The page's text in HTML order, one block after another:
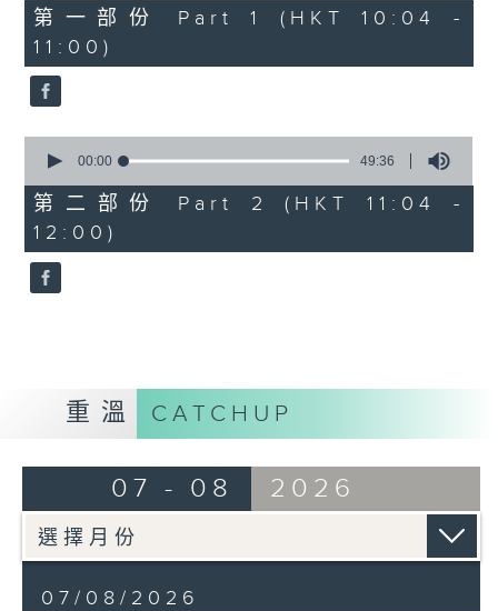
47
minutes,
50
seconds
第一部份 Part 1 (HKT 10:04 -
11:00)
seconds
49
minutes,
36
seconds
00:00 49:36
第二部份 Part 2 (HKT 11:04 -
12:00)
重溫 CATCHUP
07 - 08 2026
07/08/2026